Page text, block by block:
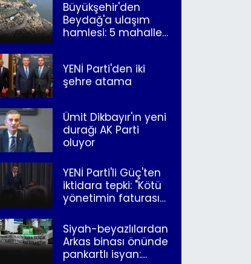
Büyükşehir'den
Beydağ'a ulaşım
hamlesi: 5 mahalle
YENİ Parti'den iki
şehre atama
Ümit Dikbayır'ın yeni
durağı AK Parti
oluyor
YENİ Parti'li Güç'ten
iktidara tepki: "Kötü
yönetimin faturasını
Siyah-beyazlılardan
Arkas binası önünde
pankartlı isyan: